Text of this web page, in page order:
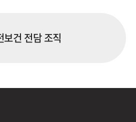
보건 전담 조직